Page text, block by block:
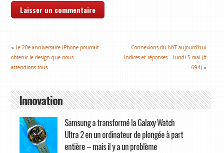
« Le 20e anniversaire iPhone pourrait
obtenir le design que nous
attendions tous
Connexions du NYT aujourd'hui
Indices et réponses – lundi 5 mai (#
694) »
Innovation
Samsung a transformé la Galaxy Watch
Ultra 2 en un ordinateur de plongée à part
entière – mais il y a un problème